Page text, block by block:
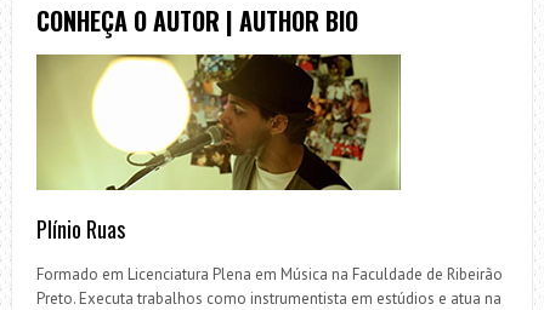
CONHEÇA O AUTOR | AUTHOR BIO
Plínio Ruas
Formado em Licenciatura Plena em Música na Faculdade de Ribeirão
Preto. Executa trabalhos como instrumentista em estúdios e atua na